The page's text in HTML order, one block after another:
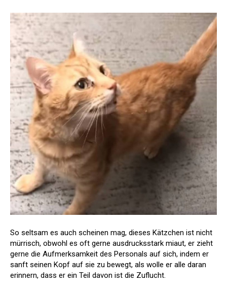
So seltsam es auch scheinen mag, dieses Kätzchen ist nicht
mürrisch, obwohl es oft gerne ausdrucksstark miaut, er zieht
gerne die Aufmerksamkeit des Personals auf sich, indem er
sanft seinen Kopf auf sie zu bewegt, als wolle er alle daran
erinnern, dass er ein Teil davon ist die Zuflucht.